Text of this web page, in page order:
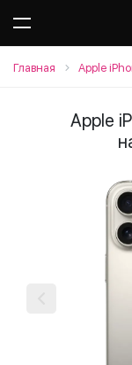
Главная Apple
Apple